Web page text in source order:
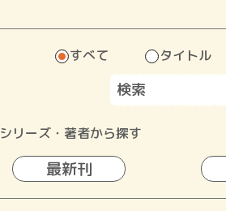
すべて タイトル
シリーズ・著者から探す
最新刊